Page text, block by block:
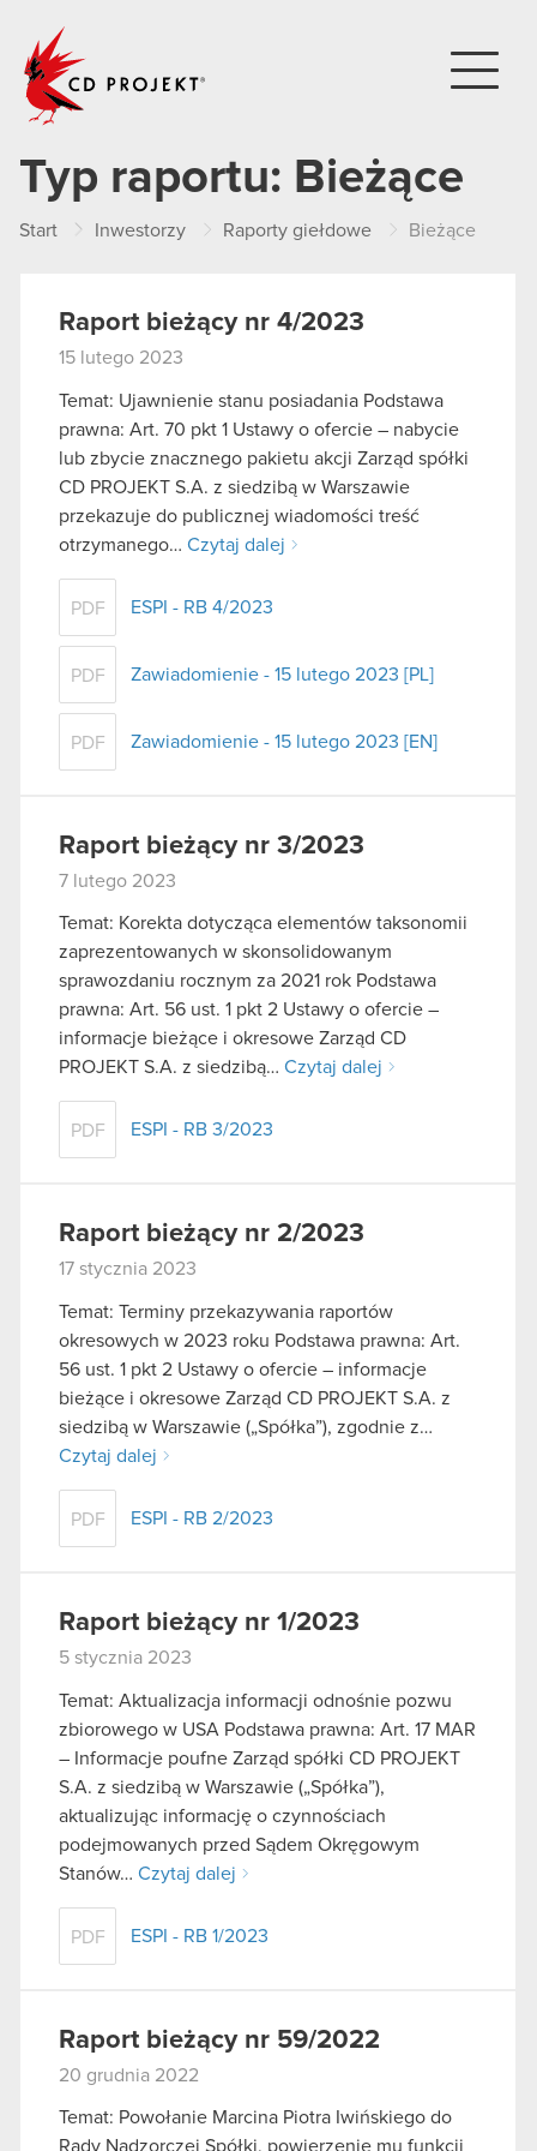
Typ raportu: Bieżące
Start Inwestorzy Raporty giełdowe Bieżące
Raport bieżący nr 4/2023
15 lutego 2023
Temat: Ujawnienie stanu posiadania Podstawa
prawna: Art. 70 pkt 1 Ustawy o ofercie – nabycie
lub zbycie znacznego pakietu akcji Zarząd spółki
CD PROJEKT S.A. z siedzibą w Warszawie
przekazuje do publicznej wiadomości treść
otrzymanego… Czytaj dalej
PDF ESPI - RB 4/2023
PDF Zawiadomienie - 15 lutego 2023 [PL]
PDF Zawiadomienie - 15 lutego 2023 [EN]
Raport bieżący nr 3/2023
7 lutego 2023
Temat: Korekta dotycząca elementów taksonomii
zaprezentowanych w skonsolidowanym
sprawozdaniu rocznym za 2021 rok Podstawa
prawna: Art. 56 ust. 1 pkt 2 Ustawy o ofercie –
informacje bieżące i okresowe Zarząd CD
PROJEKT S.A. z siedzibą… Czytaj dalej
PDF ESPI - RB 3/2023
Raport bieżący nr 2/2023
17 stycznia 2023
Temat: Terminy przekazywania raportów
okresowych w 2023 roku Podstawa prawna: Art.
56 ust. 1 pkt 2 Ustawy o ofercie – informacje
bieżące i okresowe Zarząd CD PROJEKT S.A. z
siedzibą w Warszawie („Spółka”), zgodnie z…
Czytaj dalej
PDF ESPI - RB 2/2023
Raport bieżący nr 1/2023
5 stycznia 2023
Temat: Aktualizacja informacji odnośnie pozwu
zbiorowego w USA Podstawa prawna: Art. 17 MAR
– Informacje poufne Zarząd spółki CD PROJEKT
S.A. z siedzibą w Warszawie („Spółka”),
aktualizując informację o czynnościach
podejmowanych przed Sądem Okręgowym
Stanów… Czytaj dalej
PDF ESPI - RB 1/2023
Raport bieżący nr 59/2022
20 grudnia 2022
Temat: Powołanie Marcina Piotra Iwińskiego do
Rady Nadzorczej Spółki, powierzenie mu funkcji